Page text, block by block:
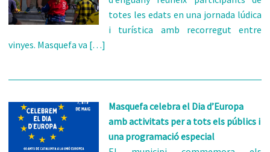
totes les edats en una jornada lúdica
i turística amb recorregut entre
vinyes. Masquefa va […]
Masquefa celebra el Dia d’Europa
amb activitats per a tots els públics i
una programació especial